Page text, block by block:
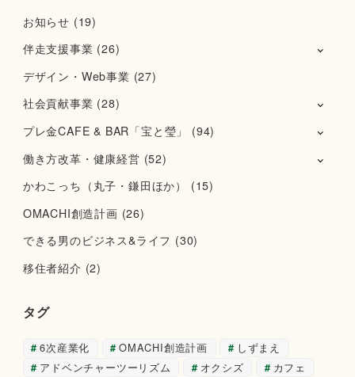
お知らせ (19)
伴走支援事業 (26)
デザイン・Web事業 (27)
社会貢献事業 (28)
プレ金CAFE & BAR「宝と瑩」
(94)
働き方改革・健康経営 (52)
かわこっち（丸子・鎌田ほか）
(15)
OMACHI創造計画 (26)
できる男のビジネス&ライフ (30)
移住者紹介 (2)
タグ
6次産業化 OMACHI創造計画
しずまえ
アドベンチャーツーリズム
オクシズ
カフェ